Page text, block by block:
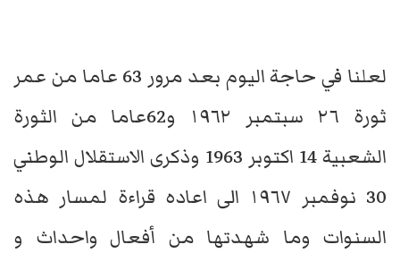
لعلنا في حاجة اليوم بعد مرور 63 عاما من عمر
ثورة ٢٦ سبتمبر ١٩٦٢ و62عاما من الثورة
الشعبية 14 اكتوبر 1963 وذكرى الاستقلال الوطني
30 نوفمبر ١٩٦٧ الى اعاده قراءة لمسار هذه
السنوات وما شهدتها من أفعال واحداث و